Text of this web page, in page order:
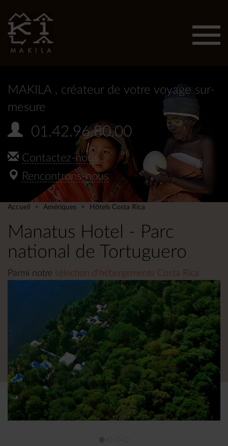
MAKILA , créateur de votre voyage sur-
mesure
01.42.96.80.00
Contactez-nous
Rencontrons-nous
Accueil Amériques Hôtels Costa Rica
Manatus Hotel - Parc
national de Tortuguero
Parmi notre sélection d'hébergements Costa Rica